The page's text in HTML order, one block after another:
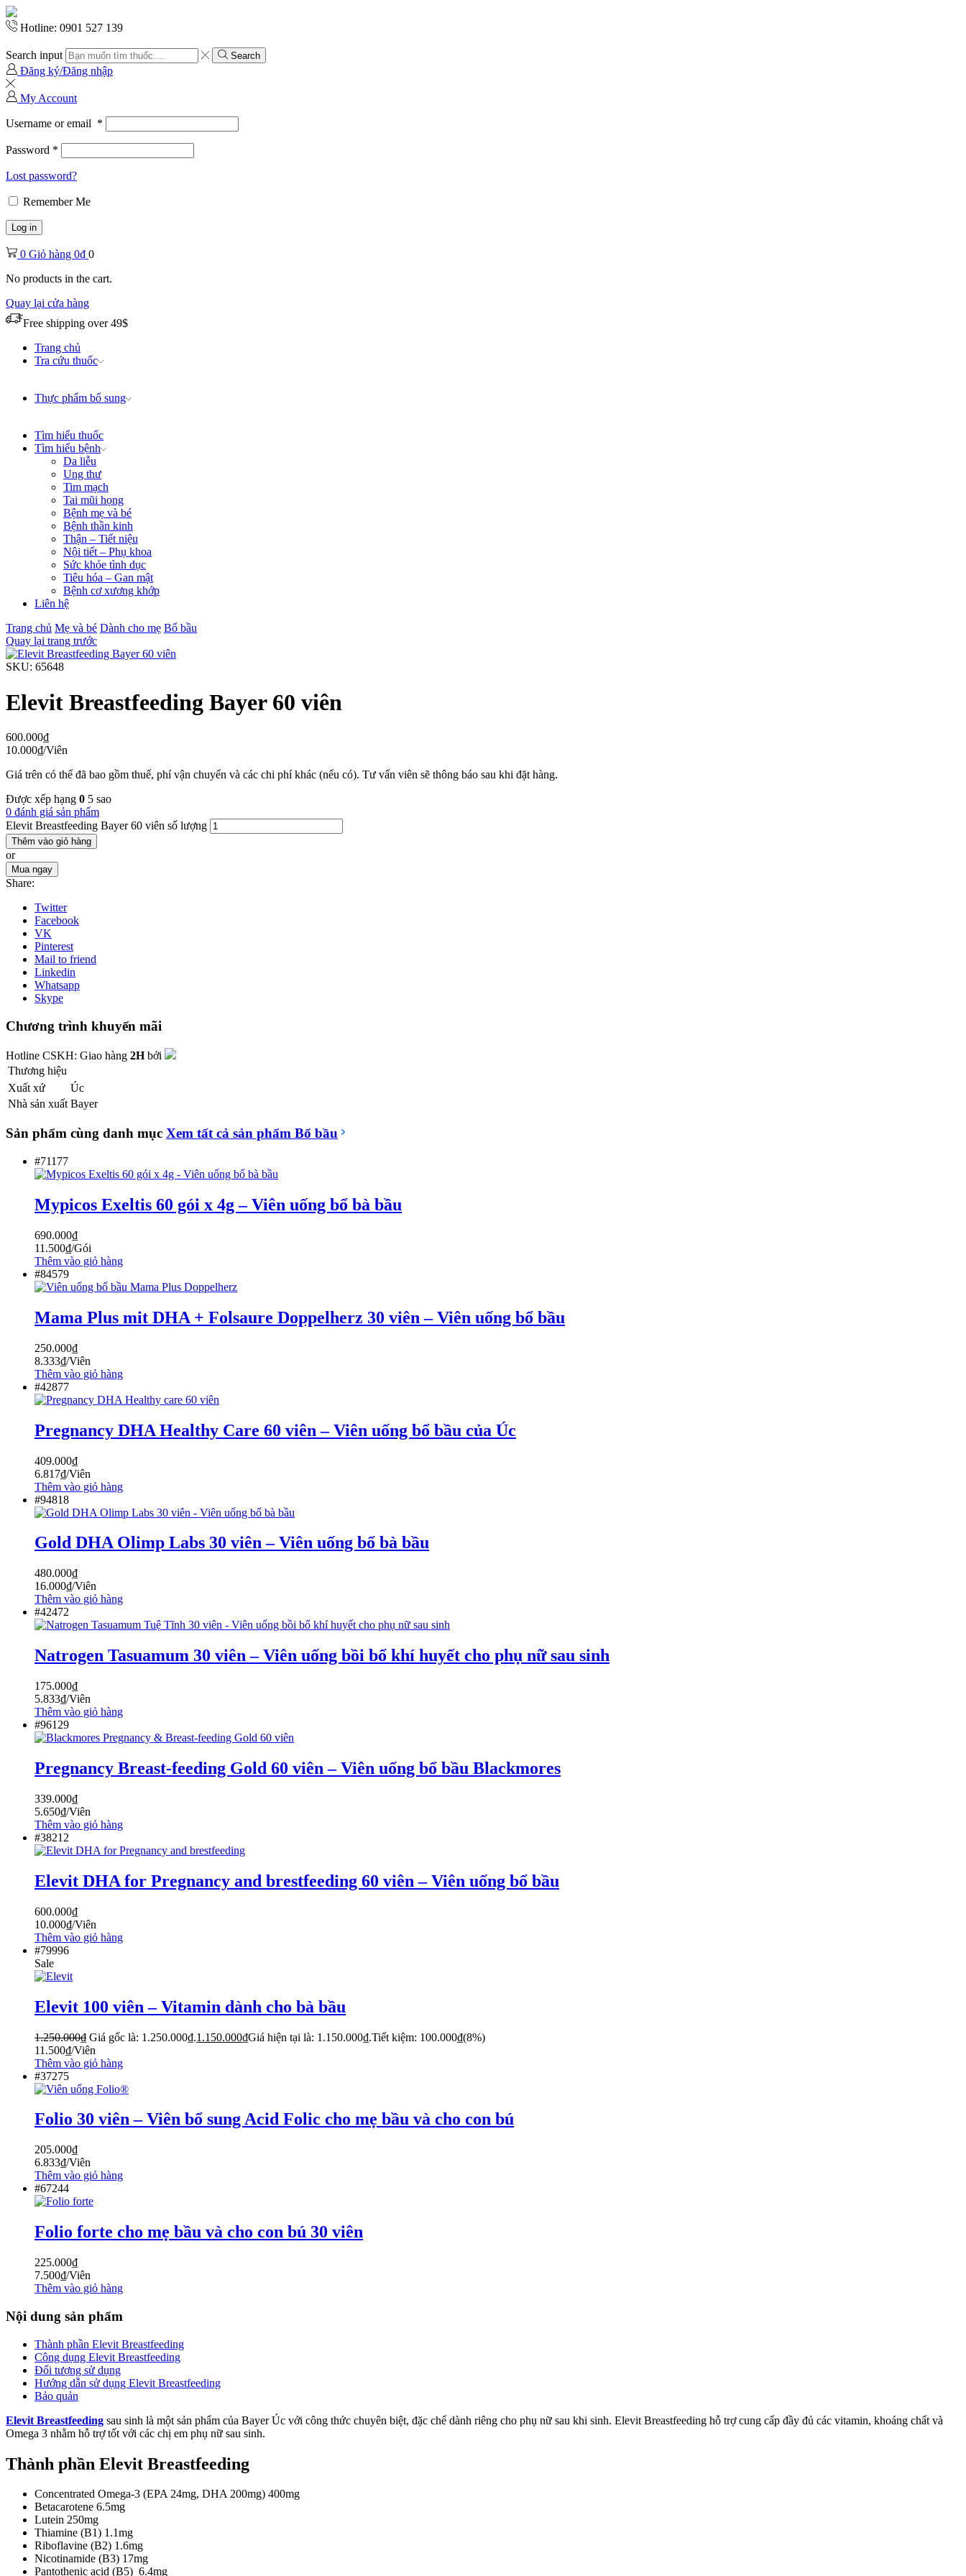
Hotline: 0901 527 139
Search input Search
Đăng ký/Đăng nhập
My Account
Username or email *
Password *
Lost password?
Remember Me
Log in
0 Giỏ hàng 0₫ 0
No products in the cart.
Quay lại cửa hàng
Free shipping over 49$
Trang chủ
Tra cứu thuốc
Thực phẩm bổ sung
Tìm hiểu thuốc
Tìm hiểu bệnh
Da liễu
Ung thư
Tim mạch
Tai mũi họng
Bệnh mẹ và bé
Bệnh thần kinh
Thận – Tiết niệu
Nội tiết – Phụ khoa
Sức khỏe tình dục
Tiêu hóa – Gan mật
Bệnh cơ xương khớp
Liên hệ
Trang chủ Mẹ và bé Dành cho mẹ Bổ bầu
Quay lại trang trước
SKU: 65648
Elevit Breastfeeding Bayer 60 viên
600.000₫
10.000₫/Viên
Giá trên có thể đã bao gồm thuế, phí vận chuyển và các chi phí khác (nếu có). Tư vấn viên sẽ thông báo sau khi đặt hàng.
Được xếp hạng 0 5 sao
0 đánh giá sản phẩm
Elevit Breastfeeding Bayer 60 viên số lượng
Thêm vào giỏ hàng
or
Mua ngay
Share:
Twitter
Facebook
VK
Pinterest
Mail to friend
Linkedin
Whatsapp
Skype
Chương trình khuyến mãi
Hotline CSKH: Giao hàng 2Hbởi
Thương hiệu
Xuất xứ
Úc
Nhà sản xuất Bayer
Sản phẩm cùng danh mục Xem tất cả sản phẩm Bổ bầu
#71177
Mypicos Exeltis 60 gói x 4g – Viên uống bổ bà bầu
690.000₫
11.500₫/Gói
Thêm vào giỏ hàng
#84579
Mama Plus mit DHA + Folsaure Doppelherz 30 viên – Viên uống bổ bầu
250.000₫
8.333₫/Viên
Thêm vào giỏ hàng
#42877
Pregnancy DHA Healthy Care 60 viên – Viên uống bổ bầu của Úc
409.000₫
6.817₫/Viên
Thêm vào giỏ hàng
#94818
Gold DHA Olimp Labs 30 viên – Viên uống bổ bà bầu
480.000₫
16.000₫/Viên
Thêm vào giỏ hàng
#42472
Natrogen Tasuamum 30 viên – Viên uống bồi bổ khí huyết cho phụ nữ sau sinh
175.000₫
5.833₫/Viên
Thêm vào giỏ hàng
#96129
Pregnancy Breast-feeding Gold 60 viên – Viên uống bổ bầu Blackmores
339.000₫
5.650₫/Viên
Thêm vào giỏ hàng
#38212
Elevit DHA for Pregnancy and brestfeeding 60 viên – Viên uống bổ bầu
600.000₫
10.000₫/Viên
Thêm vào giỏ hàng
#79996
Sale
Elevit 100 viên – Vitamin dành cho bà bầu
1.250.000₫ Giá gốc là: 1.250.000₫.1.150.000₫Giá hiện tại là: 1.150.000₫.Tiết kiệm: 100.000₫(8%)
11.500₫/Viên
Thêm vào giỏ hàng
#37275
Folio 30 viên – Viên bổ sung Acid Folic cho mẹ bầu và cho con bú
205.000₫
6.833₫/Viên
Thêm vào giỏ hàng
#67244
Folio forte cho mẹ bầu và cho con bú 30 viên
225.000₫
7.500₫/Viên
Thêm vào giỏ hàng
Nội dung sản phẩm
Thành phần Elevit Breastfeeding
Công dụng Elevit Breastfeeding
Đối tượng sử dụng
Hướng dẫn sử dụng Elevit Breastfeeding
Bảo quản
Elevit Breastfeeding sau sinh là một sản phẩm của Bayer Úc với công thức chuyên biệt, đặc chế dành riêng cho phụ nữ sau khi sinh. Elevit Breastfeeding hỗ trợ cung cấp đầy đủ các vitamin, khoáng chất và
Omega 3 nhằm hỗ trợ tốt với các chị em phụ nữ sau sinh.
Thành phần Elevit Breastfeeding
Concentrated Omega-3 (EPA 24mg, DHA 200mg) 400mg
Betacarotene 6.5mg
Lutein 250mg
Thiamine (B1) 1.1mg
Riboflavine (B2) 1.6mg
Nicotinamide (B3) 17mg
Pantothenic acid (B5) 6.4mg